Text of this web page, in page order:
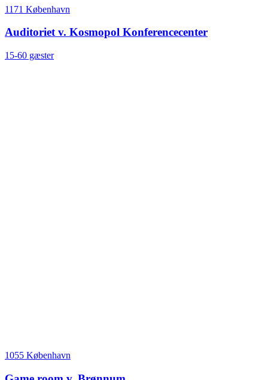
1171 København
Auditoriet v. Kosmopol Konferencecenter
15-60 gæster
1055 København